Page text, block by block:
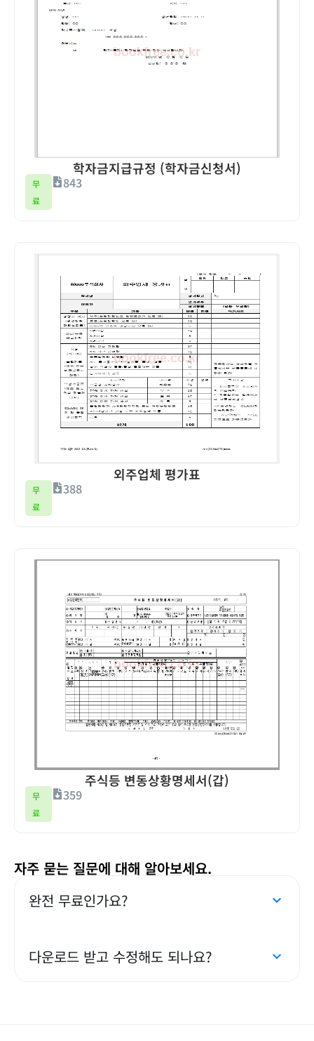
학자금지급규정 (학자금신청서)
무
료
843
외주업체 평가표
무
료
388
주식등 변동상황명세서(갑)
무
료
359
자주 묻는 질문에 대해 알아보세요.
완전 무료인가요?
다운로드 받고 수정해도 되나요?